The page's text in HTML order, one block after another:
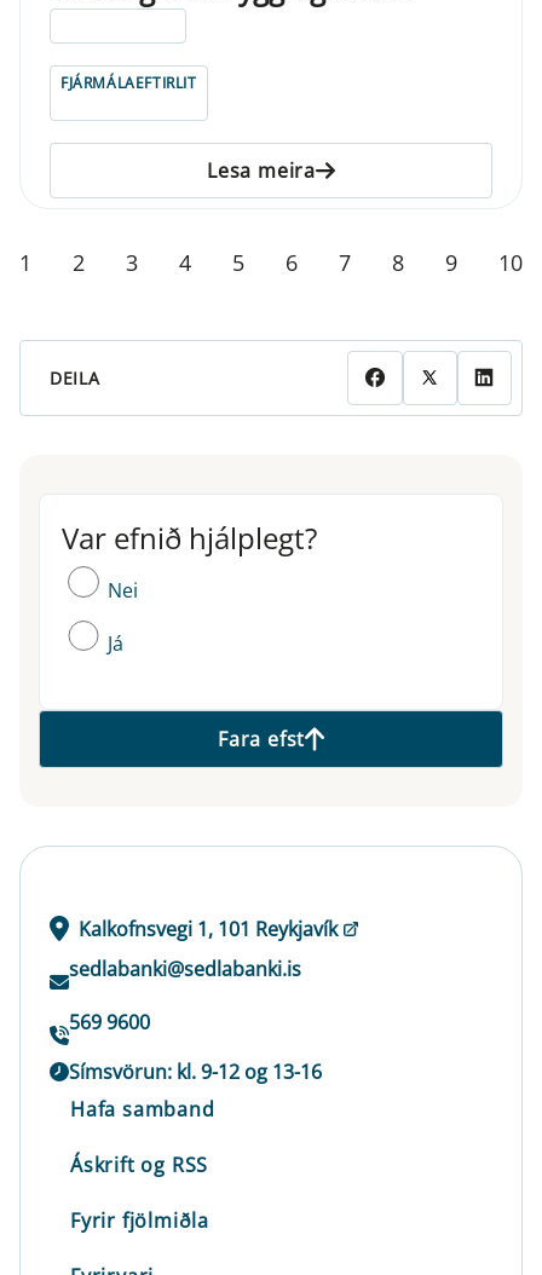
FJÁRMÁLAEFTIRLIT
Lesa meira
1 2 3 4 5 6 7 8 9 10
DEILA
Var efnið hjálplegt?
Var efnið hjálplegt?
Nei
Já
Fara efst
Kalkofnsvegi 1, 101 Reykjavík
sedlabanki@sedlabanki.is
569 9600
Símsvörun: kl. 9-12 og 13-16
Hafa samband
Áskrift og RSS
Fyrir fjölmiðla